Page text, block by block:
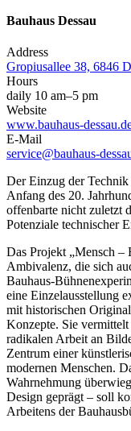
Bauhaus Dessau
Address
Gropiusallee 38, 6846
Hours
daily 10 am–5 pm
Website
www.bauhaus-
E-Mail
service@bauhaus-
Der Einzug der
Anfang des 20.
offenbarte nicht zuletzt
Potenziale technischer
Das Projekt „Mensch –
Ambivalenz, die sich
Bauhaus-
eine Einzelausstellung
mit historischen
Konzepte. Sie
radikalen Arbeit an
Zentrum einer
modernen Menschen.
Wahrnehmung
Design geprägt – soll
Arbeitens der